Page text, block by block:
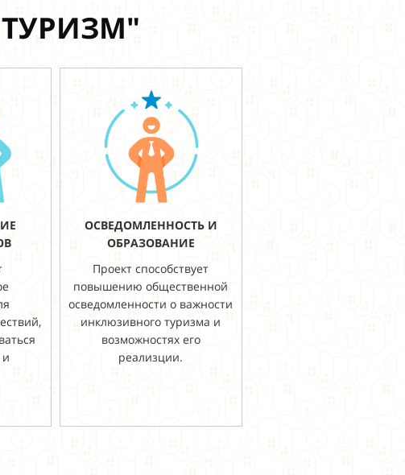
ОСВЕДОМЛЕННОСТЬ И
ОБРАЗОВАНИЕ
Проект способствует
повышению общественной
осведомленности о важности
инклюзивного туризма и
возможностях его
реализции.